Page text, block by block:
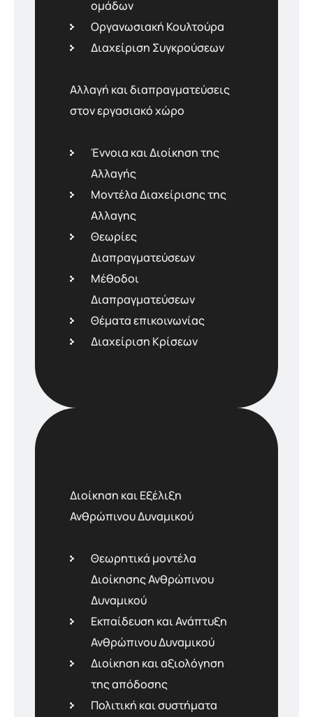
οµάδων
Οργανωσιακή Κουλτούρα
Διαχείριση Συγκρούσεων
Αλλαγή και διαπραγματεύσεις
στον εργασιακό χώρο
Έννοια και Διοίκηση της
Αλλαγής
Μοντέλα Διαχείρισης της
Αλλαγης
Θεωρίες
Διαπραγματεύσεων
Μέθοδοι
Διαπραγματεύσεων
Θέματα επικοινωνίας
Διαχείριση Κρίσεων
Διοίκηση και Εξέλιξη
Ανθρώπινου Δυναµικού
Θεωρητικά µοντέλα
Διοίκησης Ανθρώπινου
Δυναµικού
Εκπαίδευση και Ανάπτυξη
Ανθρώπινου Δυναµικού
Διοίκηση και αξιολόγηση
της απόδοσης
Πολιτική και συστήµατα